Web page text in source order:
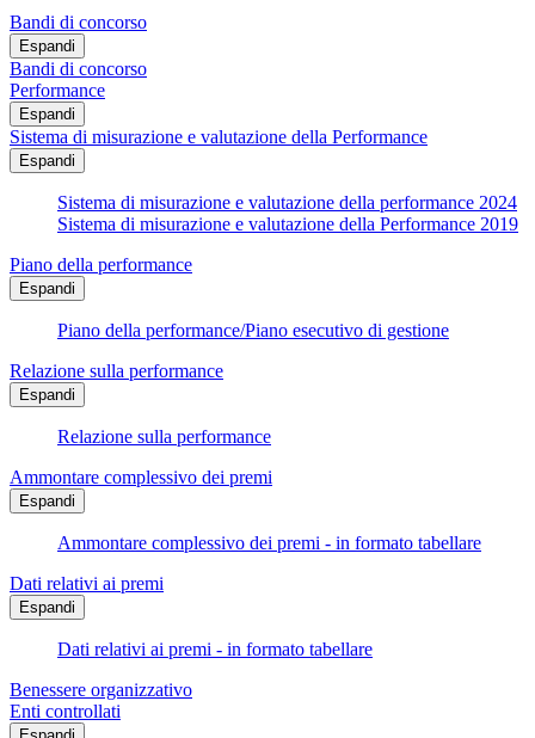
Bandi di concorso
Espandi
Bandi di concorso
Performance
Espandi
Sistema di misurazione e valutazione della Performance
Espandi
Sistema di misurazione e valutazione della performance 2024
Sistema di misurazione e valutazione della Performance 2019
Piano della performance
Espandi
Piano della performance/Piano esecutivo di gestione
Relazione sulla performance
Espandi
Relazione sulla performance
Ammontare complessivo dei premi
Espandi
Ammontare complessivo dei premi - in formato tabellare
Dati relativi ai premi
Espandi
Dati relativi ai premi - in formato tabellare
Benessere organizzativo
Enti controllati